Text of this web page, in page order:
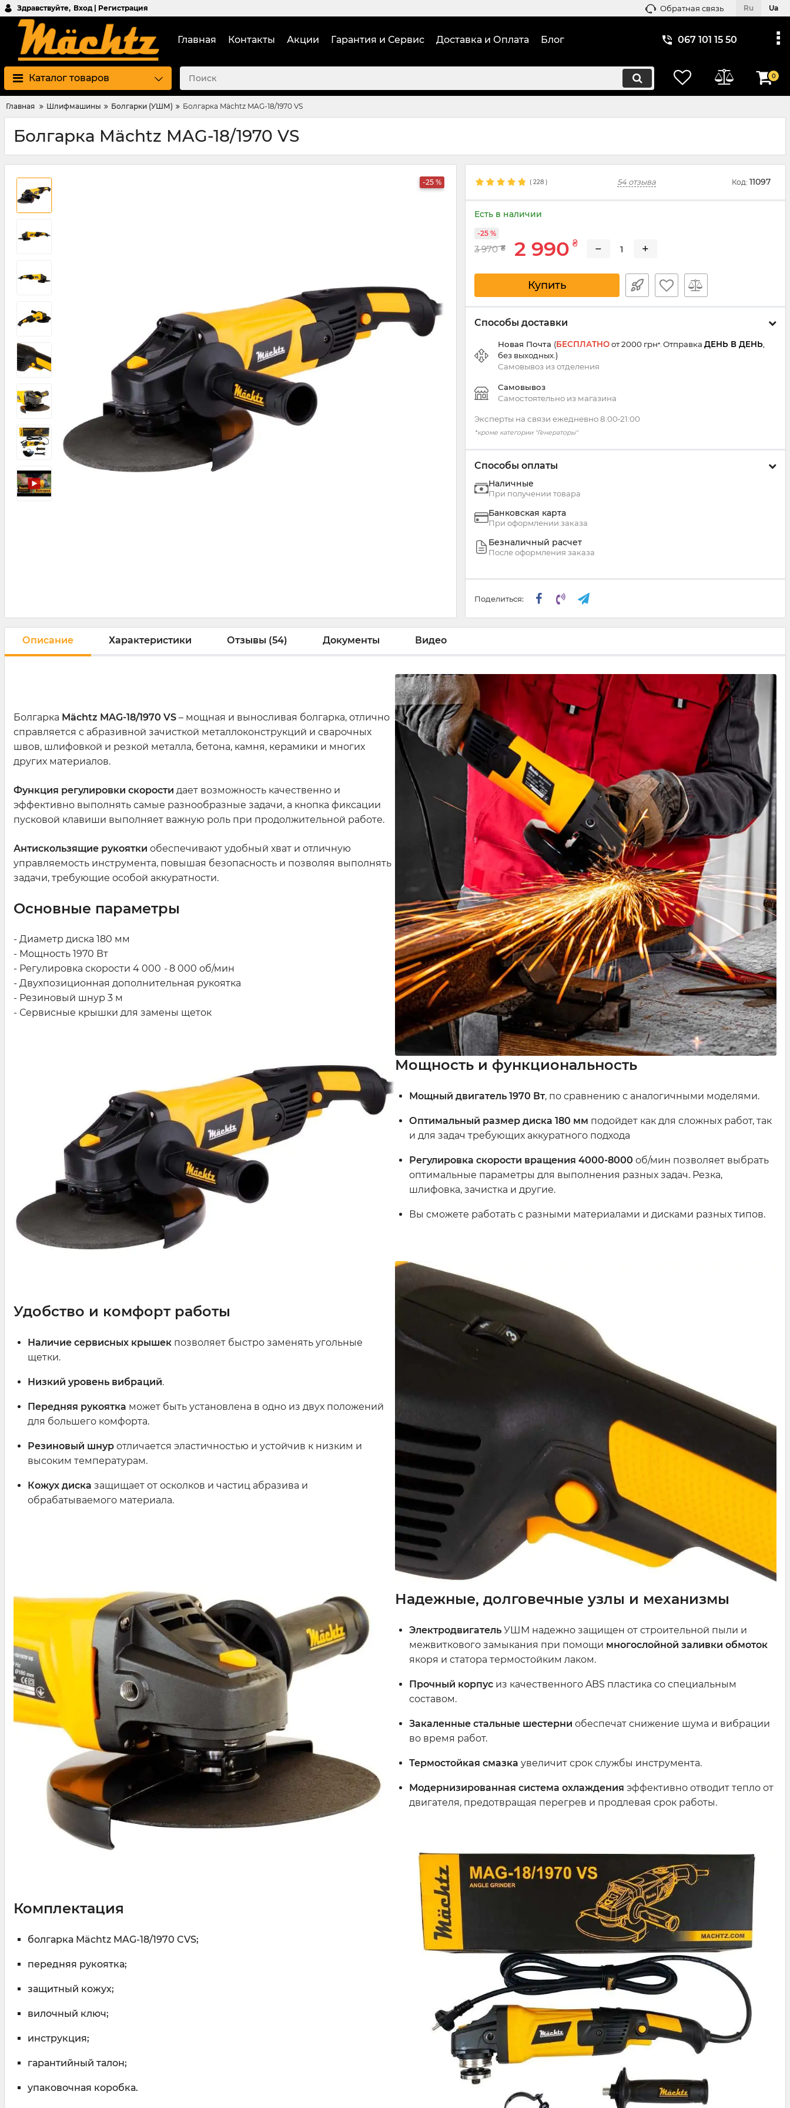
Здравствуйте, Вход | Регистрация Обратная связь Ru Ua
Главная Контакты Акции Гарантия и Сервис Доставка и Оплата Блог 067 101 15 50
Каталог товаров 0
Главная Шлифмашины Болгарки (УШМ) Болгарка Mächtz MAG-18/1970 VS
Болгарка Mächtz MAG-18/1970 VS
-25 % ( 228 ) 54 отзыва Код: 11097
Есть в наличии
3 970 ₴ 2 990 ₴
-25 %
− +
Купить
Способы доставки
Новая Почта (БЕСПЛАТНОот 2000 грн*. Отправка ДЕНЬ В ДЕНЬ
без выходных.)
Самовывоз изотделения
Самовывоз
Самостоятельно из магазина
Эксперты на связи ежедневно 8:00‑21:00
*кроме категории "Генераторы"
Способы оплаты
Наличные
При получении товара
Банковская карта
При оформлении заказа
Безналичный расчет
После оформления заказа
Поделиться:
Описание Характеристики Отзывы (54) Документы Видео
Болгарка Mächtz MAG-18/1970 VS – мощная и выносливая болгарка, отлично
справляется с абразивной зачисткой металлоконструкций и сварочных
швов, шлифовкой и резкой металла, бетона, камня, керамики и многих
других материалов.
Функция регулировки скорости дает возможность качественно и
эффективно выполнять самые разнообразные задачи, а кнопка фиксации
пусковой клавиши выполняет важную роль при продолжительной работе.
Антискользящие рукоятки обеспечивают удобный хват и отличную
управляемость инструмента, повышая безопасность и позволяя выполнять
задачи, требующие особой аккуратности.
Основные параметры
- Диаметр диска 180 мм
- Мощность 1970 Вт
- Регулировка скорости 4 000 -8 000 об/мин
- Двухпозиционная дополнительная рукоятка
- Резиновый шнур 3 м
- Сервисные крышки для замены щеток
Мощность и функциональность
Мощный двигатель 1970 Вт, по сравнению с аналогичными моделями.
Оптимальный размер диска 180 мм подойдет как для сложных работ, так
и для задач требующих аккуратного подхода
Регулировка скорости вращения 4000-8000 об/мин позволяет выбрать
оптимальные параметры для выполнения разных задач. Резка,
шлифовка, зачистка и другие.
Вы сможете работать с разными материалами и дисками разных типов.
Удобство и комфорт работы
Наличие сервисных крышек позволяет быстро заменять угольные
щетки.
Низкий уровень вибраций.
Передняя рукоятка может быть установлена в одно из двух положений
для большего комфорта.
Резиновый шнур отличается эластичностью и устойчив к низким и
высоким температурам.
Кожух диска защищает от осколков и частиц абразива и
обрабатываемого материала.
Надежные, долговечные узлы и механизмы
Электродвигатель УШМ надежно защищен от строительной пыли и
межвиткового замыкания при помощи многослойной заливки обмоток
якоря и статора термостойким лаком.
Прочный корпус из качественного ABS пластика со специальным
составом.
Закаленные стальные шестерни обеспечат снижение шума и вибрации
во время работ.
Термостойкая смазка увеличит срок службы инструмента.
Модернизированная система охлаждения эффективно отводит тепло от
двигателя, предотвращая перегрев и продлевая срок работы.
Комплектация
болгарка Mächtz MAG-18/1970 CVS;
передняя рукоятка;
защитный кожух;
вилочный ключ;
инструкция;
гарантийный талон;
упаковочная коробка.